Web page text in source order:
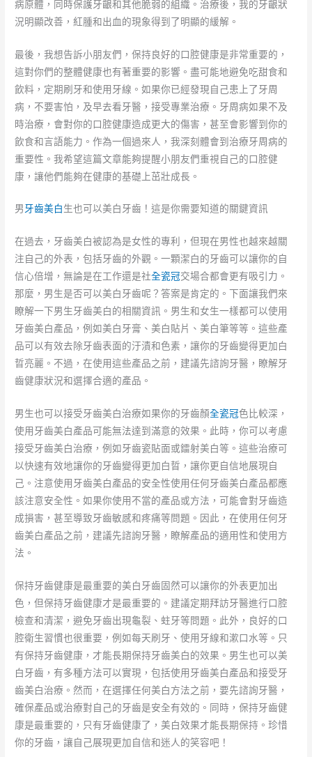
病原體，同時保護牙齦和其他脆弱的組織。治療後，我的牙齦狀
況明顯改善，紅腫和出血的現象得到了明顯的緩解。
最後，我想告訴小朋友們，保持良好的口腔健康是非常重要的，
這對你們的整體健康也有著重要的影響。盡可能地避免吃甜食和
飲料，定期刷牙和使用牙線。如果你已經發現自己患上了牙周
病，不要害怕，及早去看牙醫，接受專業治療。牙周病如果不及
時治療，會對你的口腔健康造成更大的傷害，甚至會影響到你的
飲食和言語能力。作為一個過來人，我深刻體會到治療牙周病的
重要性。我希望這篇文章能夠提醒小朋友們重視自己的口腔健
康，讓他們能夠在健康的基礎上茁壯成長。
男牙齒美白生也可以美白牙齒！這是你需要知道的關鍵資訊
在過去，牙齒美白被認為是女性的專利，但現在男性也越來越關
注自己的外表，包括牙齒的外觀。一顆潔白的牙齒可以讓你的自
信心倍增，無論是在工作還是社全瓷冠交場合都會更有吸引力。
那麼，男生是否可以美白牙齒呢？答案是肯定的。下面讓我們來
瞭解一下男生牙齒美白的相關資訊。男生和女生一樣都可以使用
牙齒美白產品，例如美白牙膏、美白貼片、美白筆等等。這些產
品可以有效去除牙齒表面的汙漬和色素，讓你的牙齒變得更加白
晢亮麗。不過，在使用這些產品之前，建議先諮詢牙醫，瞭解牙
齒健康狀況和選擇合適的產品。
男生也可以接受牙齒美白治療如果你的牙齒顏全瓷冠色比較深，
使用牙齒美白產品可能無法達到滿意的效果。此時，你可以考慮
接受牙齒美白治療，例如牙齒瓷貼面或鐳射美白等。這些治療可
以快速有效地讓你的牙齒變得更加白晢，讓你更自信地展現自
己。注意使用牙齒美白產品的安全性使用任何牙齒美白產品都應
該注意安全性。如果你使用不當的產品或方法，可能會對牙齒造
成損害，甚至導致牙齒敏感和疼痛等問題。因此，在使用任何牙
齒美白產品之前，建議先諮詢牙醫，瞭解產品的適用性和使用方
法。
保持牙齒健康是最重要的美白牙齒固然可以讓你的外表更加出
色，但保持牙齒健康才是最重要的。建議定期拜訪牙醫進行口腔
檢查和清潔，避免牙齒出現龜裂、蛀牙等問題。此外，良好的口
腔衛生習慣也很重要，例如每天刷牙、使用牙線和漱口水等。只
有保持牙齒健康，才能長期保持牙齒美白的效果。男生也可以美
白牙齒，有多種方法可以實現，包括使用牙齒美白產品和接受牙
齒美白治療。然而，在選擇任何美白方法之前，要先諮詢牙醫，
確保產品或治療對自己的牙齒是安全有效的。同時，保持牙齒健
康是最重要的，只有牙齒健康了，美白效果才能長期保持。珍惜
你的牙齒，讓自己展現更加自信和迷人的笑容吧！